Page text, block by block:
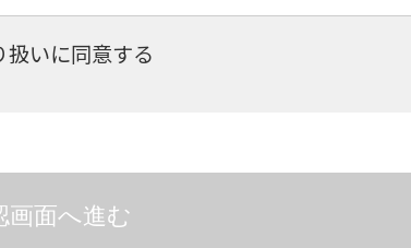
カード発行会社及び当該会社が所在する国を特定
いに同意する